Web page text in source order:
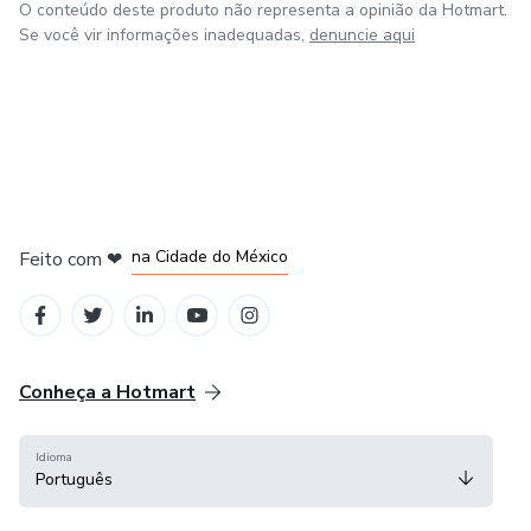
personalizadas do criador do produto e aproveitando ao
O conteúdo deste produto não representa a opinião da Hotmart.
Se você vir informações inadequadas, denuncie aqui
Feito com ❤ na Cidade do México
Conheça a Hotmart
Idioma
Português